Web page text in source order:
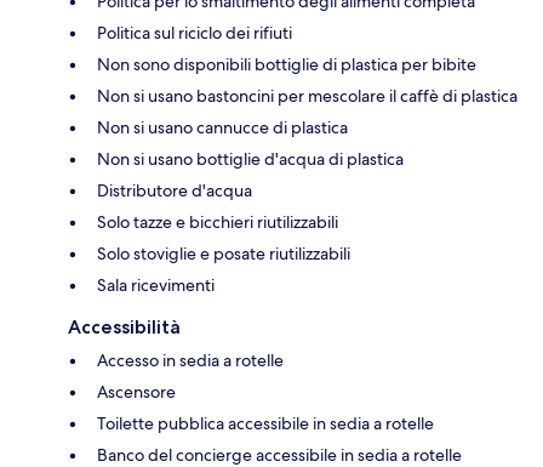
Politica sul riciclo dei rifiuti
Non sono disponibili bottiglie di plastica per bibite
Non si usano bastoncini per mescolare il caffè di plastica
Non si usano cannucce di plastica
Non si usano bottiglie d'acqua di plastica
Distributore d'acqua
Solo tazze e bicchieri riutilizzabili
Solo stoviglie e posate riutilizzabili
Sala ricevimenti
Accessibilità
Accesso in sedia a rotelle
Ascensore
Toilette pubblica accessibile in sedia a rotelle
Banco del concierge accessibile in sedia a rotelle